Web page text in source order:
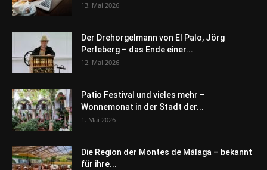
13. Mai 2026
Der Drehorgelmann von El Palo, Jörg
Perleberg – das Ende einer...
12. Mai 2026
Patio Festival und vieles mehr –
Wonnemonat in der Stadt der...
1. Mai 2026
Die Region der Montes de Málaga – bekannt
für ihre...